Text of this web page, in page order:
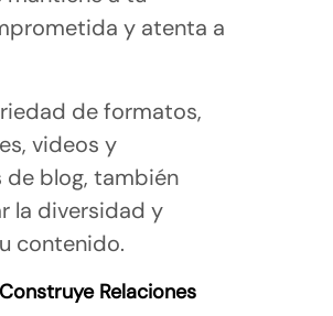
y atenta a
de formatos,
videos y
blog, también
la diversidad y
contenido.
Relaciones